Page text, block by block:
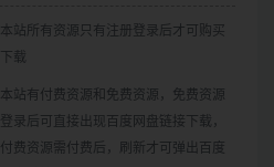
本站所有资源只有注册登录后才可购买
下载
本站有付费资源和免费资源，免费资源
登录后可直接出现百度网盘链接下载，
付费资源需付费后，刷新才可弹出百度